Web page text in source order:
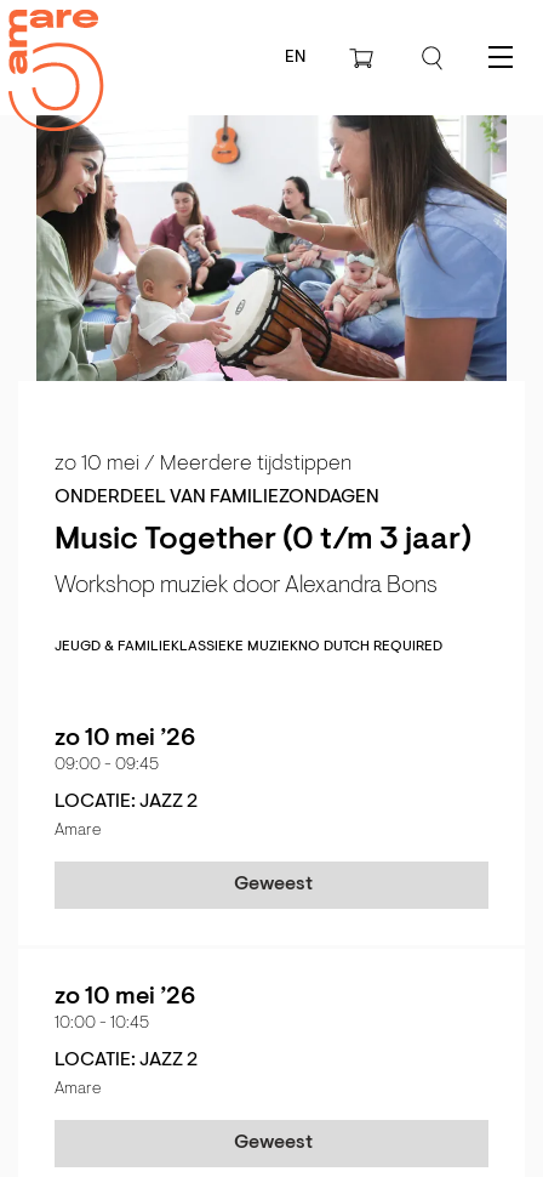
EN Menu
Music Together (0 t/m 3 jaar)
Workshop muziek door Alexandra Bons
ONDERDEEL VAN FAMILIEZONDAGEN
zo 10 mei / Meerdere tijdstippen
JEUGD & FAMILIE KLASSIEKE MUZIEKNO DUTCH REQUIRED
zo 10 mei ’26
09:00 - 09:45
LOCATIE: JAZZ 2
Amare
Geweest
zo 10 mei ’26
10:00 - 10:45
LOCATIE: JAZZ 2
Amare
Geweest